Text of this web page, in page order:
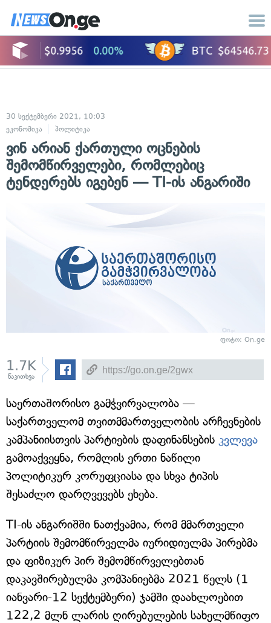
30 სექტემბერი 2021, 10:03
ეკონომიკა
პოლიტიკა
ვინ არიან ქართული ოცნების
შემომწირველები, რომლებიც
ტენდერებს იგებენ — TI-ის ანგარიში
ფოტო: On.ge
1.7K
წაკითხვა
საერთაშორისო გამჭვირვალობა —
საქართველომ თვითმმართველობის არჩევნების
კამპანიისთვის პარტიების დაფინანსების კვლევა
გამოაქვეყნა, რომლის ერთი ნაწილი
პოლიტიკურ კორუფციასა და სხვა ტიპის
შესაძლო დარღვევებს ეხება.
TI-ის ანგარიშში ნათქვამია, რომ მმართველი
პარტიის შემომწირველმა იურიდიულმა პირებმა
და ფიზიკურ პირ შემომწირველებთან
დაკავშირებულმა კომპანიებმა 2021 წელს (1
იანვარი-12 სექტემბერი) ჯამში დაახლოებით
122,2 მლნ ლარის ღირებულების სახელმწიფო